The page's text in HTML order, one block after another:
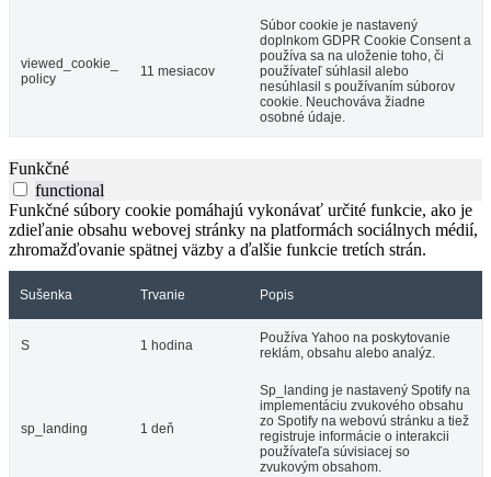
viewed_cookie_
policy
11 mesiacov
Súbor cookie je nastavený
doplnkom GDPR Cookie Consent a
používa sa na uloženie toho, či
používateľ súhlasil alebo
nesúhlasil s používaním súborov
cookie. Neuchováva žiadne
osobné údaje.
Funkčné
functional
Funkčné súbory cookie pomáhajú vykonávať určité funkcie, ako je
zdieľanie obsahu webovej stránky na platformách sociálnych médií,
zhromažďovanie spätnej väzby a ďalšie funkcie tretích strán.
Sušenka Trvanie Popis
S 1 hodina
Používa Yahoo na poskytovanie
reklám, obsahu alebo analýz.
sp_landing 1 deň
Sp_landing je nastavený Spotify na
implementáciu zvukového obsahu
zo Spotify na webovú stránku a tiež
registruje informácie o interakcii
používateľa súvisiacej so
zvukovým obsahom.